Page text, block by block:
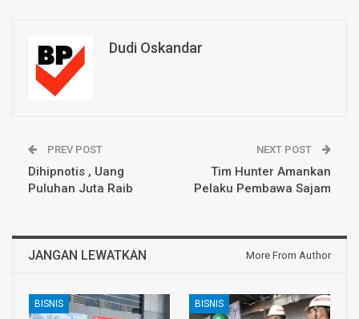
Dudi Oskandar
PREV POST
Dihipnotis , Uang
Puluhan Juta Raib
NEXT POST
Tim Hunter Amankan
Pelaku Pembawa Sajam
JANGAN LEWATKAN More From Author
BISNIS BISNIS